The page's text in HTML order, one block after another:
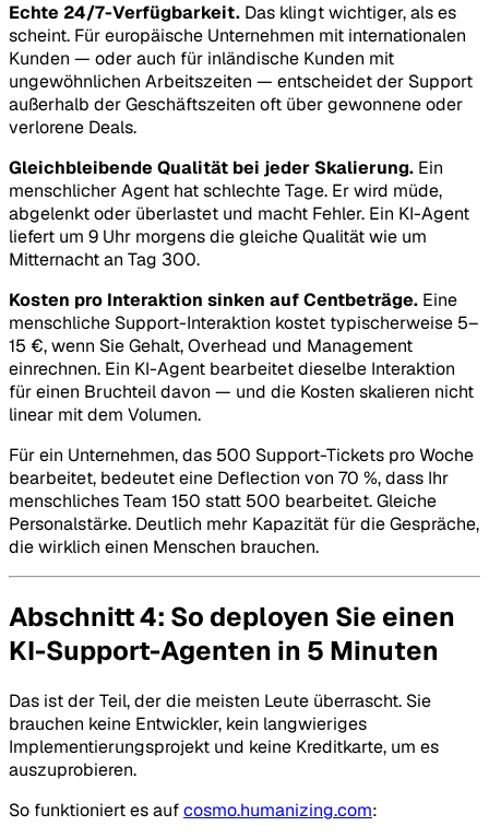
Echte 24/7-Verfügbarkeit. Das klingt wichtiger, als es
scheint. Für europäische Unternehmen mit internationalen
Kunden — oder auch für inländische Kunden mit
ungewöhnlichen Arbeitszeiten — entscheidet der Support
außerhalb der Geschäftszeiten oft über gewonnene oder
verlorene Deals.
Gleichbleibende Qualität bei jeder Skalierung. Ein
menschlicher Agent hat schlechte Tage. Er wird müde,
abgelenkt oder überlastet und macht Fehler. Ein KI-Agent
liefert um 9 Uhr morgens die gleiche Qualität wie um
Mitternacht an Tag 300.
Kosten pro Interaktion sinken auf Centbeträge. Eine
menschliche Support-Interaktion kostet typischerweise 5–
15 €, wenn Sie Gehalt, Overhead und Management
einrechnen. Ein KI-Agent bearbeitet dieselbe Interaktion
für einen Bruchteil davon — und die Kosten skalieren nicht
linear mit dem Volumen.
Für ein Unternehmen, das 500 Support-Tickets pro Woche
bearbeitet, bedeutet eine Deflection von 70 %, dass Ihr
menschliches Team 150 statt 500 bearbeitet. Gleiche
Personalstärke. Deutlich mehr Kapazität für die Gespräche,
die wirklich einen Menschen brauchen.
Abschnitt 4: So deployen Sie einen
KI-Support-Agenten in 5 Minuten
Das ist der Teil, der die meisten Leute überrascht. Sie
brauchen keine Entwickler, kein langwieriges
Implementierungsprojekt und keine Kreditkarte, um es
auszuprobieren.
So funktioniert es aufcosmo.humanizing.com: